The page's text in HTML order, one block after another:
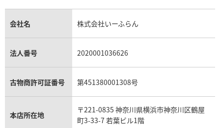
金貨買取
貴金属買取
銀・シルバー買取
パラジウム買取
トパーズ買取
タンザナイト買取
キャッツアイ買取
アクアマリン買取
パテック フィリップノーチラス買取
ヴァシュロン・コンスタンタン買取
オメガ買取
カルティエ買取
フランク ミュラー買取
シャネル マトラッセ買取
セリーヌ買取
プラダ買取
ショーメ買取
ダミアーニ買取
モーブッサン買取
会社名 株式会社いーふらん
法人番号 2020001036626
古物商許可証番号 第451380001308号
本店所在地
〒221-0835 神奈川県横浜市神奈川区鶴屋
町3-33-7 若葉ビル1階